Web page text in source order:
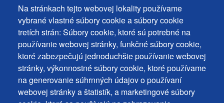
Na stránkach tejto webovej lokality používame
vybrané vlastné súbory cookie a súbory cookie
tretích strán: Súbory cookie, ktoré sú potrebné na
používanie webovej stránky, funkčné súbory cookie,
ktoré zabezpečujú jednoduchšie používanie webovej
stránky, výkonnostné súbory cookie, ktoré používame
na generovanie súhrnných údajov o používaní
webovej stránky a štatistík, a marketingové súbory
Footer
Cookies
+
ochrana
osobných
Vyhlásenie o prístupnosti
Často kladené otázky
Ochrana osobných údajov
Používanie súborov cookies
Nastavenie cookies
Podnety a spätná väzba